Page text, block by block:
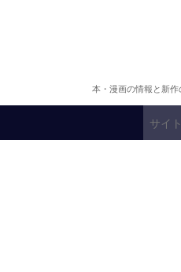
本・漫画の情報と新